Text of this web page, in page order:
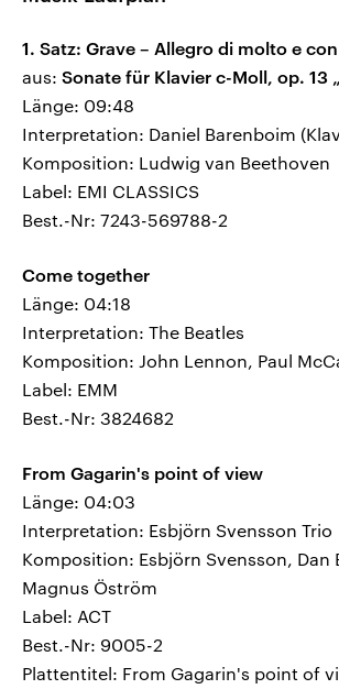
1. Satz: Grave – Allegro di molto e
aus: Sonate für Klavier c-Moll, op. 13
Länge: 09:48
Interpretation: Daniel Barenboim
Komposition: Ludwig van Beethoven
Label: EMI CLASSICS
Best.-Nr: 7243-569788-2
Come together
Länge: 04:18
Interpretation: The Beatles
Komposition: John Lennon, Paul
Label: EMM
Best.-Nr: 3824682
From Gagarin's point of view
Länge: 04:03
Interpretation: Esbjörn Svensson Trio
Komposition: Esbjörn Svensson, Dan
Magnus Öström
Label: ACT
Best.-Nr: 9005-2
Plattentitel: From Gagarin's point of